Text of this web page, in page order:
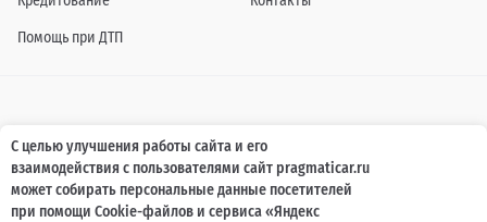
Помощь при ДТП
Информация о технических характеристиках, составе комплектаций, цветовой
гамме и стоимости автомобилей, а также действующих акциях, сроках и условиях
их проведения, указанных на сайте www.pragmaticar.ru, носит информационный
характер и ни при каких условиях не является публичной офертой,
определяемой положениями пунктом 2 статьи 437 Гражданского кодекса
Российской Федерации. Для получения подробной информации обращайтесь к
С целью улучшения работы сайта и его
взаимодействия с пользователями сайт pragmaticar.ru
может собирать персональные данные посетителей
при помощи Cookie-файлов и сервиса «Яндекс